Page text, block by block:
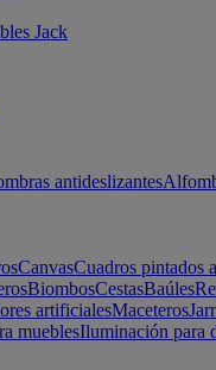
Jack
antideslizantes
CanvasCuadros pintados
BiombosCestasBaúles
artificialesMaceteros
mueblesIluminación para